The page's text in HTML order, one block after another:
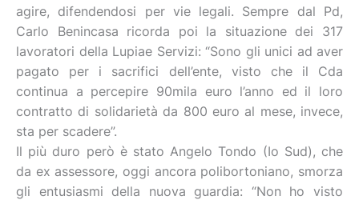
agire, difendendosi per vie legali. Sempre dal Pd,
Carlo Benincasa ricorda poi la situazione dei 317
lavoratori della Lupiae Servizi: “Sono gli unici ad aver
pagato per i sacrifici dell’ente, visto che il Cda
continua a percepire 90mila euro l’anno ed il loro
contratto di solidarietà da 800 euro al mese, invece,
sta per scadere”.
Il più duro però è stato Angelo Tondo (Io Sud), che
da ex assessore, oggi ancora polibortoniano, smorza
gli entusiasmi della nuova guardia: “Non ho visto